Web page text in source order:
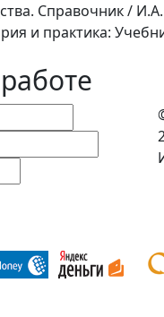
Справочник /
и практика: